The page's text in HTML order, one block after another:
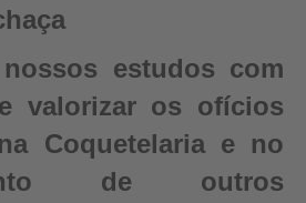
estudos com
valorizar os ofícios
Coquetelaria e no
de outros